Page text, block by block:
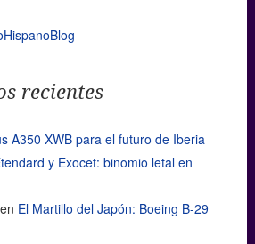
recientes
A350 XWB para el futuro de Iberia
y Exocet: binomio letal en
en El Martillo del Japón: Boeing B-29